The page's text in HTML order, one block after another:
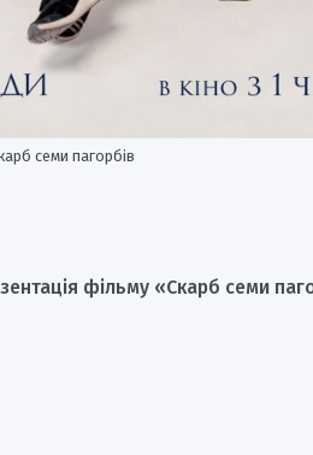
семи пагорбів
фільму «Скарб семи